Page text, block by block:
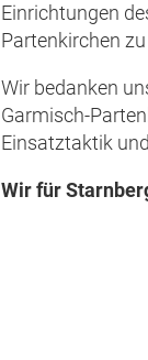
Einrichtungen
Partenkirchen
Wir bedanken
Garmisch-
Einsatztaktik
Wir für